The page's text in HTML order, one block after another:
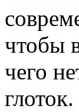
чтобы
чего